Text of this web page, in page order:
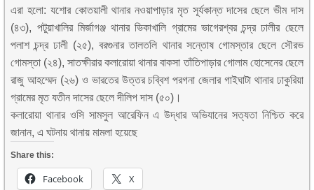
এরা হলো: যশোর কোতয়ালী থানার নওয়াপাড়ার মৃত সূর্যকান্ত দাসের ছেলে ভীম দাস
(৪৩), পটুয়াখালির মির্জাগঞ্জ থানার ভিকাখালি গ্রামের ভাগেরশ্বর চন্দ্র ঢালীর ছেলে
পলাশ চন্দ্র ঢালী (২৫), বরগুনার তালতলি থানার সন্তোষ গোমস্তার ছেলে সৌরভ
গোমস্তা (২৪), সাতক্ষীরার কলারোয়া থানার বাকসা তাঁতিপাড়ার গোলাম হোসেনের ছেলে
রাজু আহম্মেদ (২৬) ও ভারতের উত্তর চব্বিশ পরগনা জেলার গাইঘাটা থানার ঢাকুরিয়া
গ্রামের মৃত যতীন দাসের ছেলে দীলিপ দাস (৫০)।
কলারোয়া থানার ওসি সামসুল আরেফিন এ উদ্ধার অভিযানের সত্যতা নিশ্চিত করে
জানান, এ ঘটনায় থানায় মামলা হয়েছে
Share this:
Facebook X